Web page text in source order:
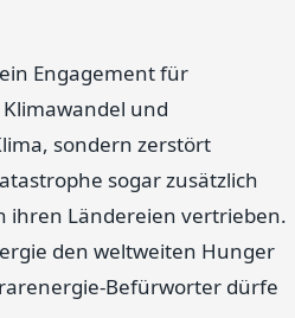
Engagement für
und
sondern zerstört
sogar zusätzlich
ihren Ländereien vertrieben.
den weltweiten Hunger
Befürworter dürfe